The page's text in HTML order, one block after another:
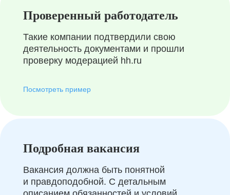
Проверенный работодатель
Такие компании подтвердили свою
деятельность документами и прошли
проверку модерацией hh.ru
Посмотреть пример
Подробная вакансия
Вакансия должна быть понятной
и правдоподобной. С детальным